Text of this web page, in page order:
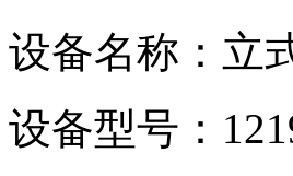
设备名称：立
设备型号：